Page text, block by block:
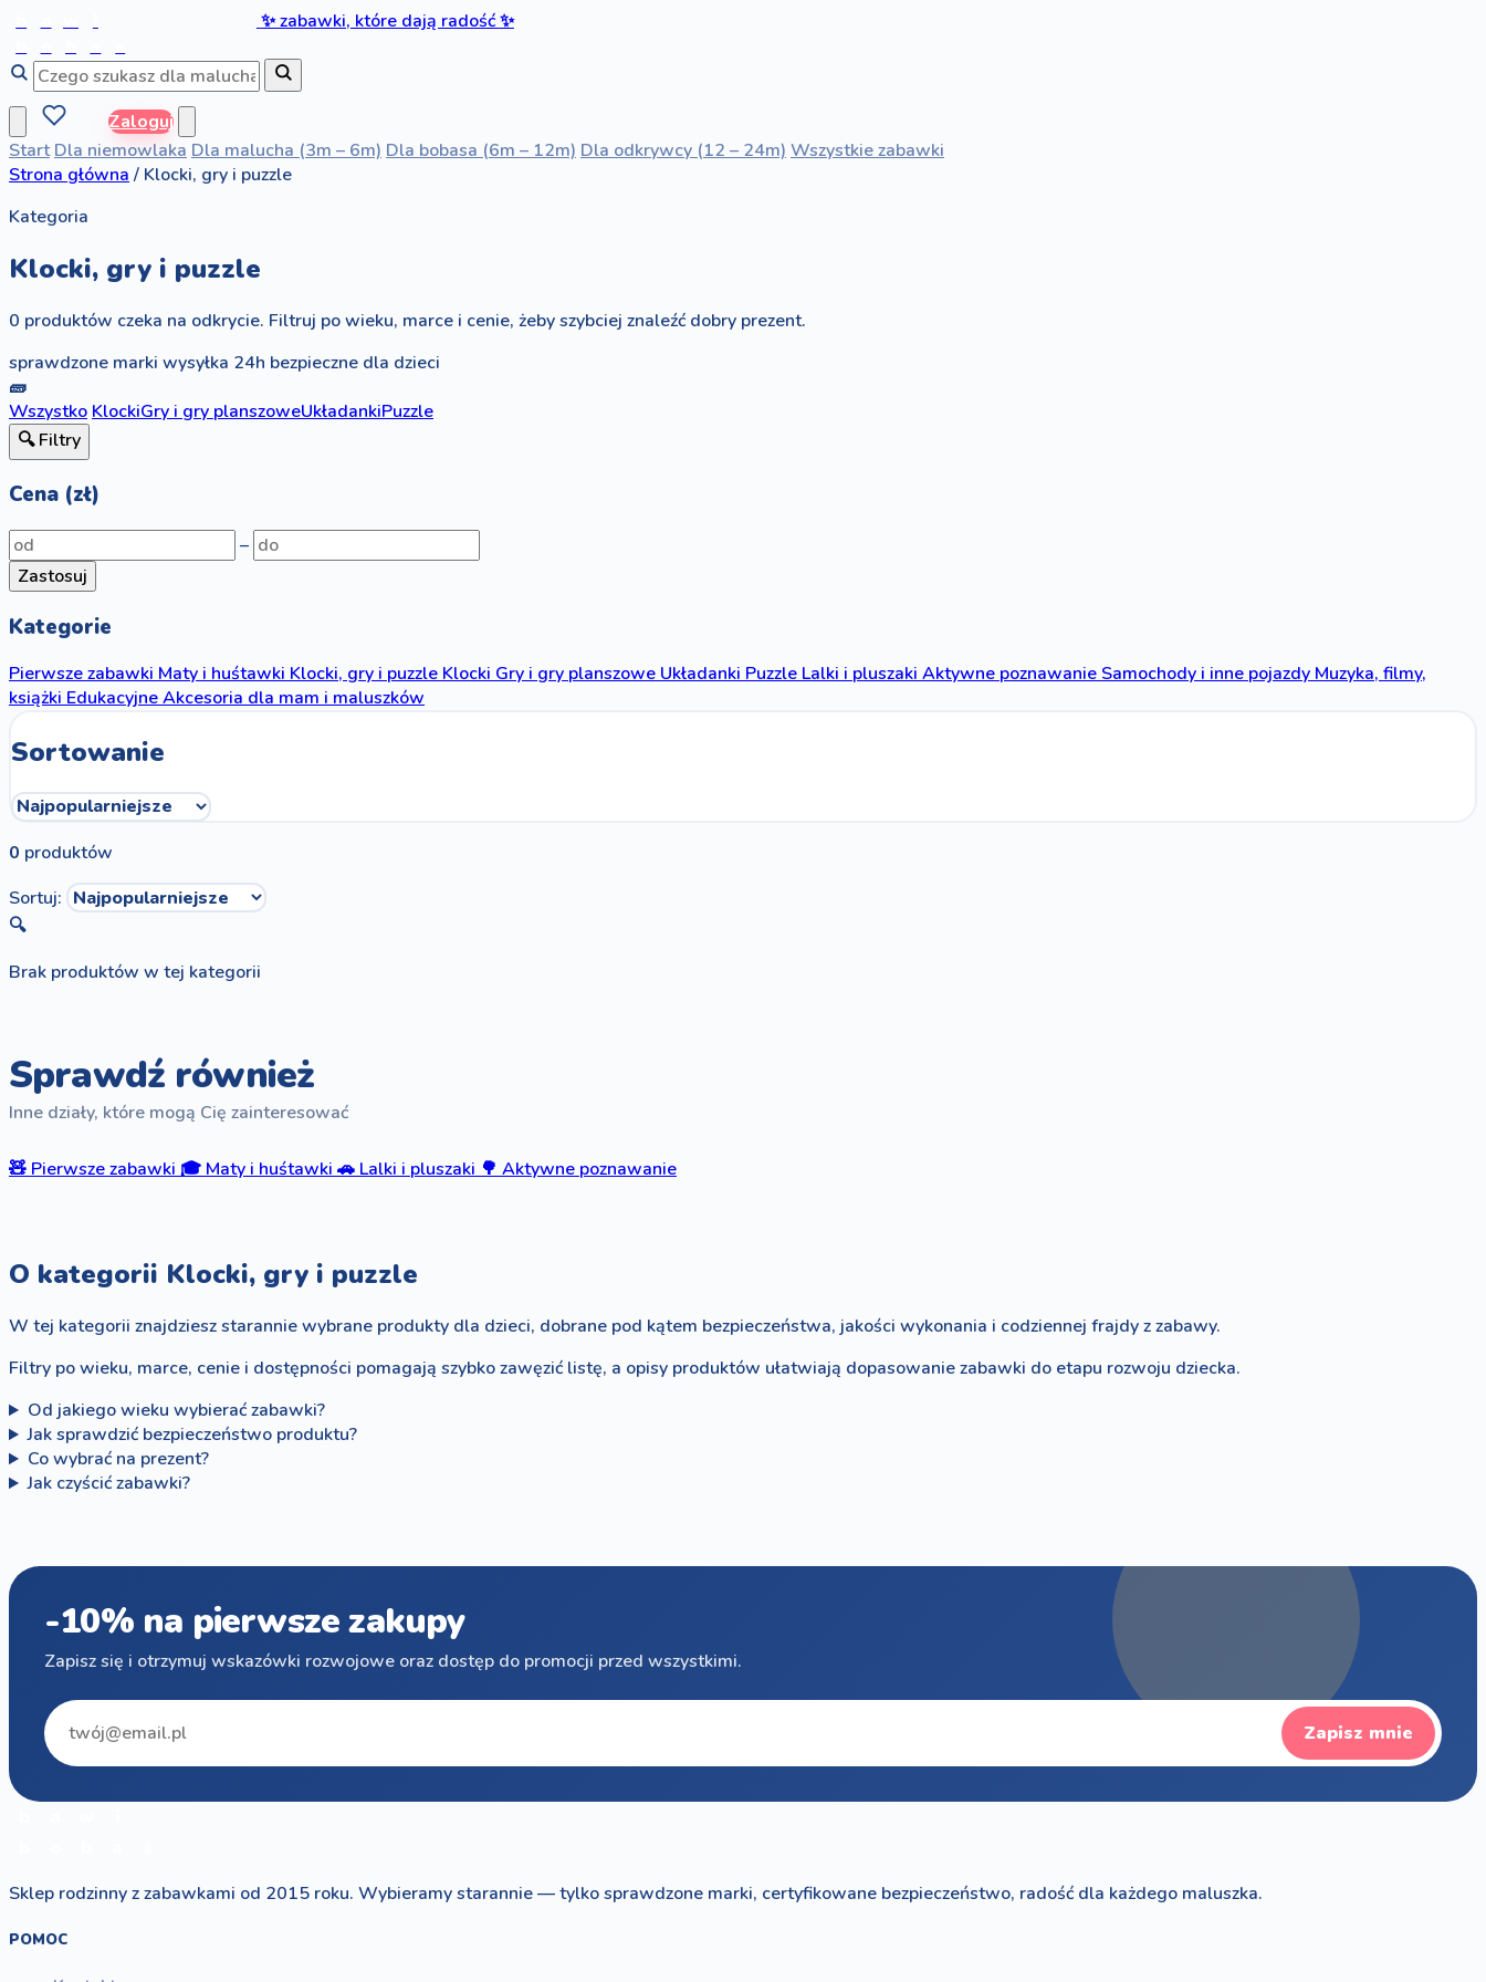
✨zabawki, które dają radość✨
Zaloguj
Start Dla niemowlaka Dla malucha (3m – 6m) Dla bobasa (6m – 12m) Dla odkrywcy (12 – 24m) Wszystkie zabawki
Strona główna / Klocki, gry i puzzle
Kategoria
Klocki, gry i puzzle
0 produktów czeka na odkrycie. Filtruj po wieku, marce i cenie, żeby szybciej znaleźć dobry prezent.
sprawdzone marki wysyłka 24h bezpieczne dla dzieci
🧱
Wszystko KlockiGry i gry planszoweUkładankiPuzzle
🔍 Filtry
Cena (zł)
–
Zastosuj
Kategorie
Pierwsze zabawkiMaty i huśtawkiKlocki, gry i puzzleKlockiGry i gry planszoweUkładankiPuzzleLalki i pluszakiAktywne poznawanieSamochody i inne pojazdyMuzyka, filmy,
książkiEdukacyjneAkcesoria dla mam i maluszków
Sortowanie
0 produktów
Sortuj:
🔍
Brak produktów w tej kategorii
Sprawdź również
Inne działy, które mogą Cię zainteresować
🧸 Pierwsze zabawki 🎓 Maty i huśtawki 🚗 Lalki i pluszaki 🌳 Aktywne poznawanie
O kategorii Klocki, gry i puzzle
W tej kategorii znajdziesz starannie wybrane produkty dla dzieci, dobrane pod kątem bezpieczeństwa, jakości wykonania i codziennej frajdy z zabawy.
Filtry po wieku, marce, cenie i dostępności pomagają szybko zawęzić listę, a opisy produktów ułatwiają dopasowanie zabawki do etapu rozwoju dziecka.
Od jakiego wieku wybierać zabawki?
Jak sprawdzić bezpieczeństwo produktu?
Co wybrać na prezent?
Jak czyścić zabawki?
-10% na pierwsze zakupy
Zapisz się i otrzymuj wskazówki rozwojowe oraz dostęp do promocji przed wszystkimi.
Zapisz mnie
Sklep rodzinny z zabawkami od 2015 roku. Wybieramy starannie — tylko sprawdzone marki, certyfikowane bezpieczeństwo, radość dla każdego maluszka.
POMOC